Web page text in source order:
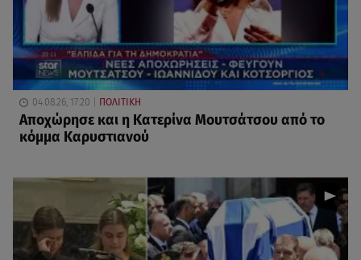
04.08.26, 17:20 ΠΟΛΙΤΙΚΗ
Αποχώρησε και η Κατερίνα Μουτσάτσου από το
κόμμα Καρυστιανού